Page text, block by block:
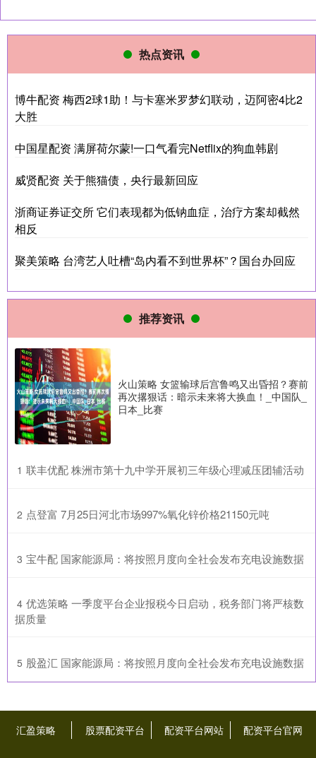
热点资讯
博牛配资 梅西2球1助！与卡塞米罗梦幻联动，迈阿密4比2
大胜
中国星配资 满屏荷尔蒙!一口气看完Netflix的狗血韩剧
威贤配资 关于熊猫债，央行最新回应
浙商证券证交所 它们表现都为低钠血症，治疗方案却截然
相反
聚美策略 台湾艺人吐槽“岛内看不到世界杯”？国台办回应
推荐资讯
火山策略 女篮输球后宫鲁鸣又出昏招？赛前
再次撂狠话：暗示未来将大换血！_中国队_
日本_比赛
1 ​联丰优配 株洲市第十九中学开展初三年级心理减压团辅活动
2 ​点登富 7月25日河北市场997%氧化锌价格21150元吨
3 ​宝牛配 国家能源局：将按照月度向全社会发布充电设施数据
4 ​优选策略 一季度平台企业报税今日启动，税务部门将严核数
据质量
5 ​股盈汇 国家能源局：将按照月度向全社会发布充电设施数据
汇盈策略 股票配资平台 配资平台网站 配资平台官网